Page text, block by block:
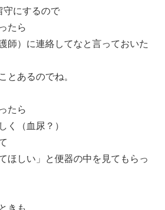
守にするので
たら
師）に連絡してなと言っておいた
とあるのでね。
たら
く（血尿？）
ほしい」と便器の中を見てもらっ
きも